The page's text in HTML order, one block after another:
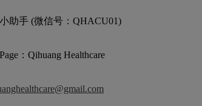
助手 (微信号：QHACU01)
：Qihuang Healthcare